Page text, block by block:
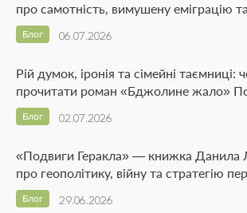
про самотність, вимушену еміграцію
06.07.2026
Блог
Рій думок, іронія та сімейні таємниці:
прочитати роман «Бджолине жало»
02.07.2026
Блог
«Подвиги Геракла» — книжка Данила
про геополітику, війну та стратегію
29.06.2026
Блог